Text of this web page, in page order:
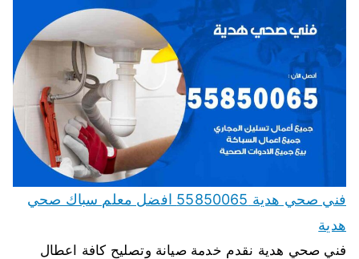
فني صحي هدية 55850065 افضل معلم سباك صحي
هدية
فني صحي هدية نقدم خدمة صيانة وتصليح كافة اعطال